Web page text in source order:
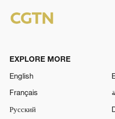
EXPLORE MORE
English
Français
Русский